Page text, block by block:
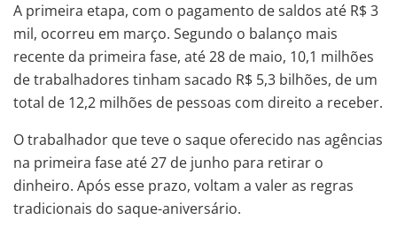
A primeira etapa, com o pagamento de saldos até R$ 3
mil, ocorreu em março. Segundo o balanço mais
recente da primeira fase, até 28 de maio, 10,1 milhões
de trabalhadores tinham sacado R$ 5,3 bilhões, de um
total de 12,2 milhões de pessoas com direito a receber.
O trabalhador que teve o saque oferecido nas agências
na primeira fase até 27 de junho para retirar o
dinheiro. Após esse prazo, voltam a valer as regras
tradicionais do saque-aniversário.